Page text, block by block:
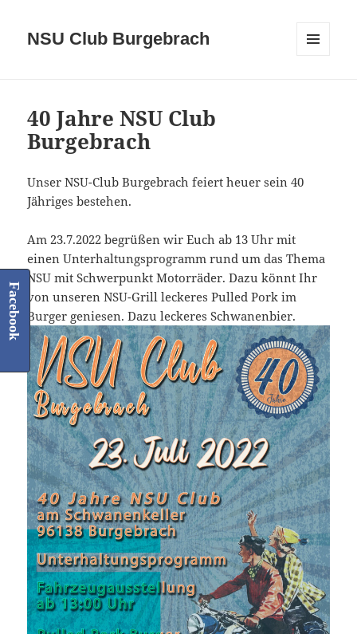
NSU Club Burgebrach
40 Jahre NSU Club
Burgebrach
Unser NSU-Club Burgebrach feiert heuer sein 40
Jähriges bestehen.
Am 23.7.2022 begrüßen wir Euch ab 13 Uhr mit
einen Unterhaltungsprogramm rund um das Thema
NSU mit Schwerpunkt Motorräder. Dazu könnt Ihr
von unseren NSU-Grill leckeres Pulled Pork im
Burger geniesen. Dazu leckeres Schwanenbier.
Facebook